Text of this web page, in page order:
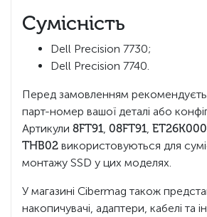
Сумісність
Dell Precision 7730;
Dell Precision 7740.
Перед замовленням
парт-номер вашої деталі або
Артикули 8FT91 08FT91
THB02 використовуються для
монтажу SSD у цих моделях.
У магазині Cibermag також
накопичувачі, адаптери, кабелі та